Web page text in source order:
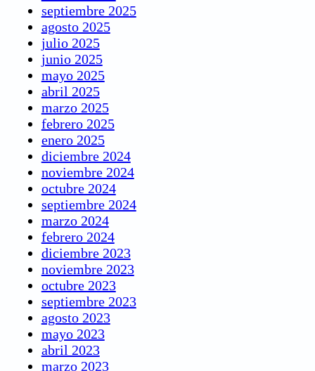
septiembre 2025
agosto 2025
julio 2025
junio 2025
mayo 2025
abril 2025
marzo 2025
febrero 2025
enero 2025
diciembre 2024
noviembre 2024
octubre 2024
septiembre 2024
marzo 2024
febrero 2024
diciembre 2023
noviembre 2023
octubre 2023
septiembre 2023
agosto 2023
mayo 2023
abril 2023
marzo 2023